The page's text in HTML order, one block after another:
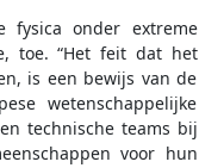
fysica onder extreme
toe. “Het feit dat het
is een bewijs van de
wetenschappelijke
technische teams bij
voor hun